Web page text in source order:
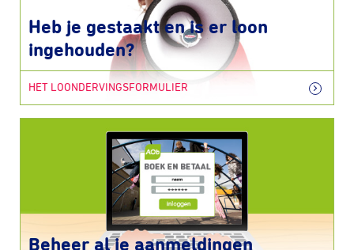
Heb je gestaakt en is er loon
ingehouden?
HET LOONDERVINGSFORMULIER
Beheer al je aanmeldingen